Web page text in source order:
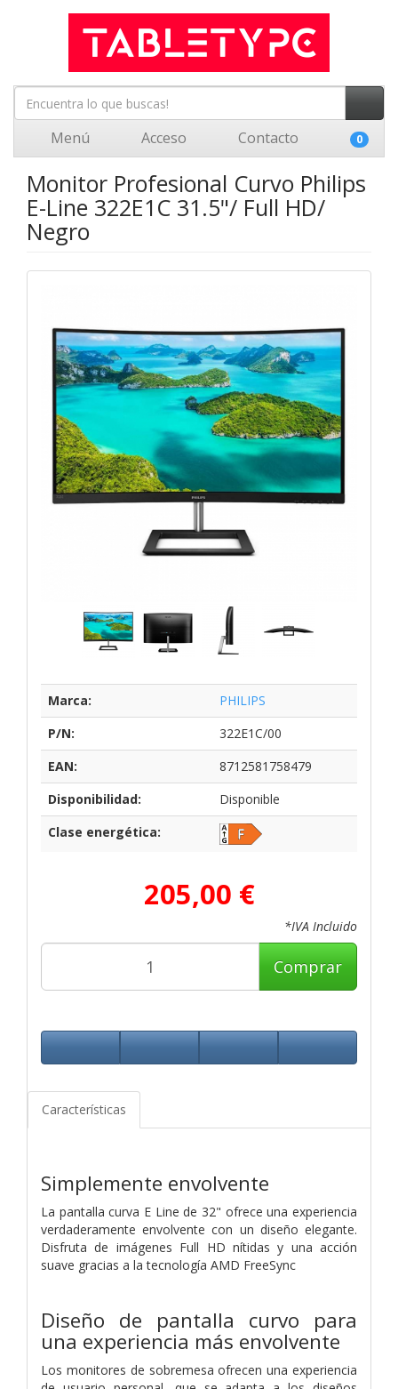
Menú Acceso Contacto 0
Monitor Profesional Curvo Philips
E-Line 322E1C 31.5"/ Full HD/
Negro
Marca:
PHILIPS
P/N:
322E1C/00
EAN:
8712581758479
Disponibilidad:
Disponible
Clase energética:
205,00 €
*IVA Incluido
Comprar
Características
Simplemente envolvente
La pantalla curva E Line de 32" ofrece una experiencia
verdaderamente envolvente con un diseño elegante.
Disfruta de imágenes Full HD nítidas y una acción
suave gracias a la tecnología AMD FreeSync
Diseño de pantalla curvo para
una experiencia más envolvente
Los monitores de sobremesa ofrecen una experiencia